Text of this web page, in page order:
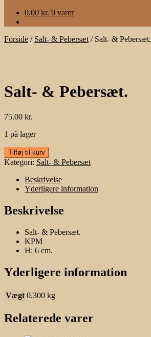
0.00 kr. 0 varer
Forside / Salt- & Pebersæt / Salt- & Pebersæt.
Salt- & Pebersæt.
75.00 kr.
1 på lager
Salt-
&
Pebersæt.
antal
Tilføj til kurv
Kategori: Salt- & Pebersæt
Beskrivelse
Yderligere information
Beskrivelse
Salt- & Pebersæt.
KPM
H: 6 cm.
Yderligere information
Vægt 0.300 kg
Relaterede varer